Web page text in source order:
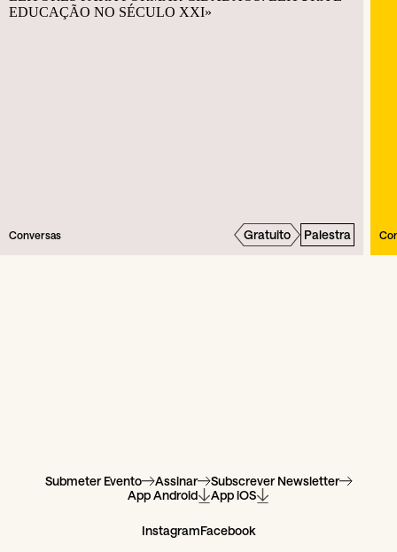
Conversas Gratuito Palestra
Submeter Evento Assinar
Subscrever Newsletter
App Android
App iOS
InstagramFacebook